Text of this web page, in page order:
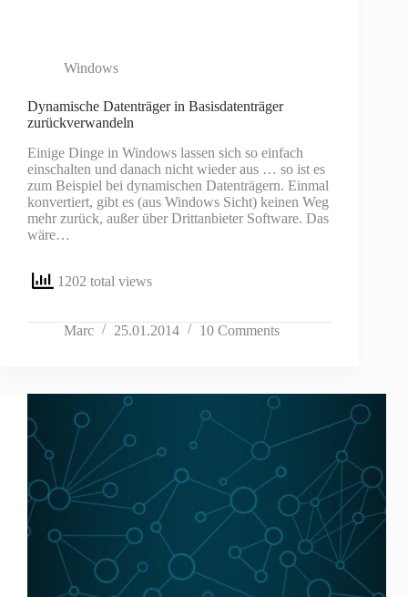
Windows
Dynamische Datenträger in Basisdatenträger
zurückverwandeln
Einige Dinge in Windows lassen sich so einfach
einschalten und danach nicht wieder aus … so ist es
zum Beispiel bei dynamischen Datenträgern. Einmal
konvertiert, gibt es (aus Windows Sicht) keinen Weg
mehr zurück, außer über Drittanbieter Software. Das
wäre…
1202 total views
Marc 25.01.2014 10 Comments